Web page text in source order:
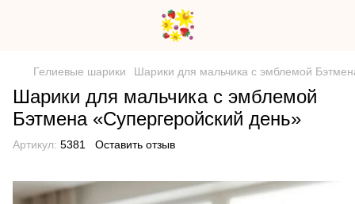
Гелиевые шарики Шарики для мальчика с эмблемой
Шарики для мальчика с эмблемой
Бэтмена «Супергеройский день»
Артикул: 5381 Оставить отзыв